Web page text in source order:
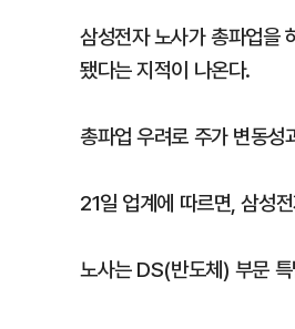
삼성전자 노사가 총파업을
됐다는 지적이 나온다.
총파업 우려로 주가 변동성
21일 업계에 따르면, 삼성
노사는 DS(반도체) 부문